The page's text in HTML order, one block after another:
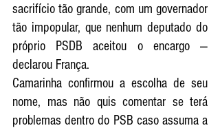
sacrifício tão grande, com um governador
tão impopular, que nenhum deputado do
próprio PSDB aceitou o encargo —
declarou França.
Camarinha confirmou a escolha de seu
nome, mas não quis comentar se terá
problemas dentro do PSB caso assuma a